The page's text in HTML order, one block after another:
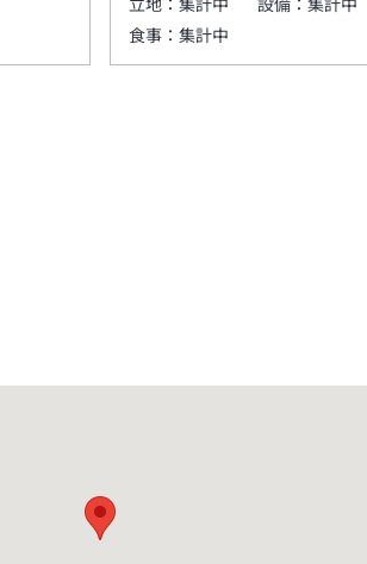
立地：集計中 設備：集計中
食事：集計中